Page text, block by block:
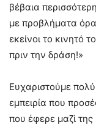
βέβαια
με προβλήματα
εκείνοι το κινητό
πριν την δράση!»
Ευχαριστούμε
εμπειρία που
που έφερε μαζί της